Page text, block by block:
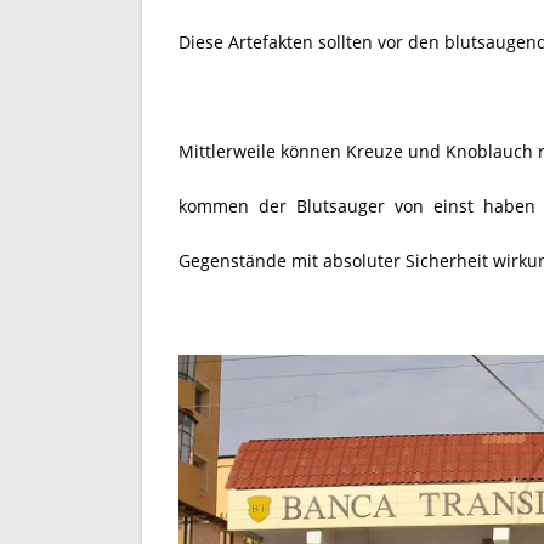
Diese Artefakten sollten vor den
Mittlerweile können Kreuze und Knoblauch
kommen der Blutsauger von einst
Gegenstände mit absoluter Sicherheit